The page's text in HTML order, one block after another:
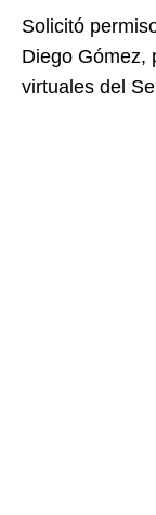
Solicitó
Diego Gómez,
virtuales del